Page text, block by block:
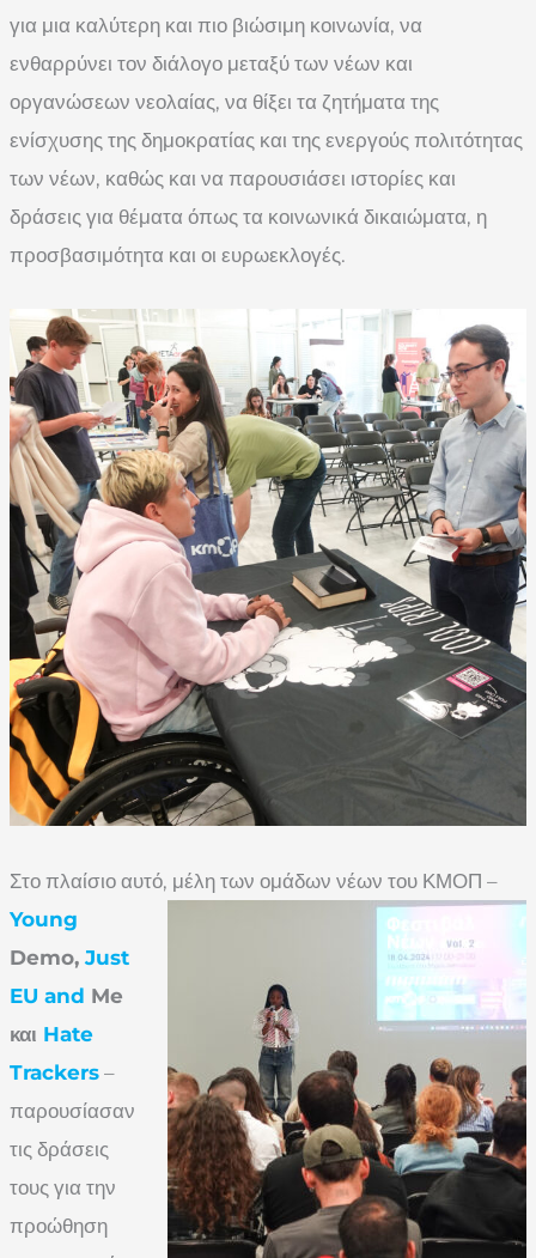
για μια καλύτερη και πιο βιώσιμη κοινωνία, να
ενθαρρύνει τον διάλογο μεταξύ των νέων και
οργανώσεων νεολαίας, να θίξει τα ζητήματα της
ενίσχυσης της δημοκρατίας και της ενεργούς πολιτότητας
των νέων, καθώς και να παρουσιάσει ιστορίες και
δράσεις για θέματα όπως τα κοινωνικά δικαιώματα, η
προσβασιμότητα και οι ευρωεκλογές.
Στο πλαίσιο αυτό, μέλη των ομάδων νέων του ΚΜΟΠ –
Young
Demo, Just
EU and Me
και Hate
Trackers –
παρουσίασαν
τις δράσεις
τους για την
προώθηση